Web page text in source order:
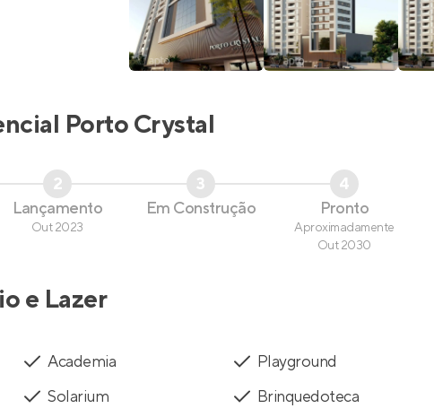
Porto Crystal
2
Lançamento
Out 2023
3
Em Construção
4
Pronto
Aproximadamente
Out 2030
e Lazer
Academia
Playground
Solarium
Brinquedoteca